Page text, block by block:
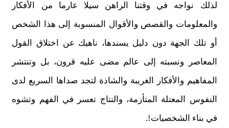
لذلك نواجه في وقتنا الراهن سيلا عارما من الأفكار
والمعلومات والقصص والأقوال المنسوبة إلى هذا الشخص
أو تلك الجهة دون دليل يسندها، ناهيك عن اختلاق القول
المعاصر ونسبته إلى عالم مضى عليه قرون، بل وتنتشر
المفاهيم والأفكار الغريبة والشاذة لتجد صداها السريع لدى
النفوس المعتلة المتأزمة، والنتاج تعسر في الفهم وتشوه
في بناء الشخصيات!.